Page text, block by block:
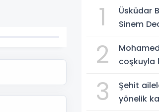
1
Üsküdar
Sinem
2
coşkuyla
3
Şehit
yönelik